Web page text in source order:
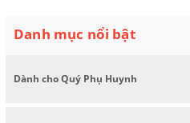
Danh mục nổi bật
Dành cho Quý Phụ Huynh